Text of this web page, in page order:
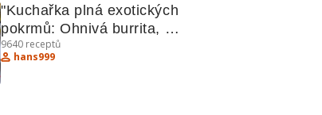
"Kuchařka plná exotických
pokrmů: Ohnivá burrita,
Kuřecí kari, Hradečtí
votroci"
9640 receptů
hans999